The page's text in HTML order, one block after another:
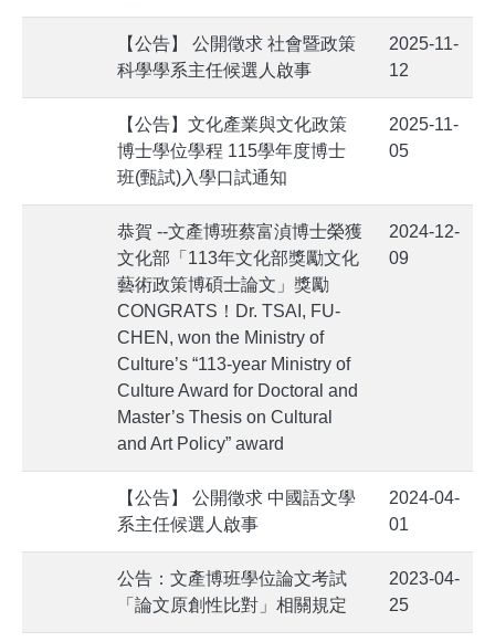
【公告】 公開徵求 社會暨政策
科學學系主任候選人啟事
2025-11-
12
【公告】文化產業與文化政策
博士學位學程 115學年度博士
班(甄試)入學口試通知
2025-11-
05
恭賀 --文產博班蔡富湞博士榮獲
文化部「113年文化部獎勵文化
藝術政策博碩士論文」獎勵
CONGRATS！Dr. TSAI, FU-
CHEN, won the Ministry of
Culture’s “113-year Ministry of
Culture Award for Doctoral and
Master’s Thesis on Cultural
and Art Policy” award
2024-12-
09
【公告】 公開徵求 中國語文學
系主任候選人啟事
2024-04-
01
公告：文產博班學位論文考試
「論文原創性比對」相關規定
2023-04-
25